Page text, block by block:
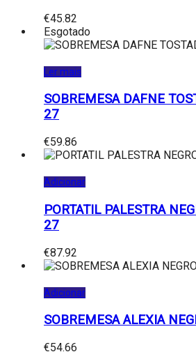
€45.82
Esgotado
Ler mais
SOBREMESA DAFNE
27
€59.86
Adicionar
PORTATIL PALESTRA
27
€87.92
Adicionar
SOBREMESA ALEXIA
€54.66